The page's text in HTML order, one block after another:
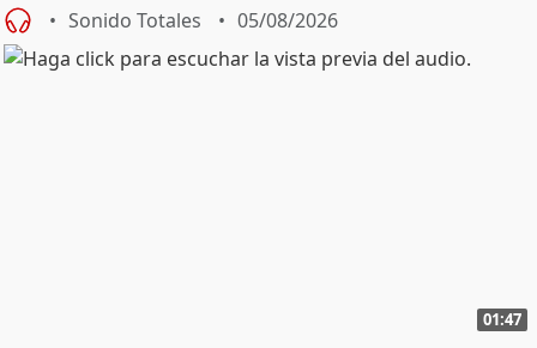
Sonido Totales 05/08/2026
01:47